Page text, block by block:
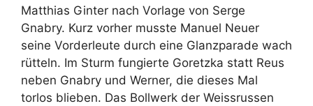
Matthias Ginter nach Vorlage von Serge
Gnabry. Kurz vorher musste Manuel Neuer
seine Vorderleute durch eine Glanzparade wach
rütteln. Im Sturm fungierte Goretzka statt Reus
neben Gnabry und Werner, die dieses Mal
torlos blieben. Das Bollwerk der Weissrussen